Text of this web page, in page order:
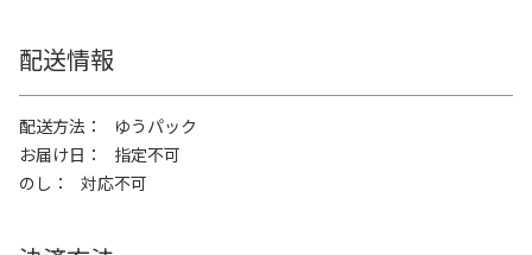
配送情報
配送方法
ゆうパック
お届け日
指定不可
のし
対応不可